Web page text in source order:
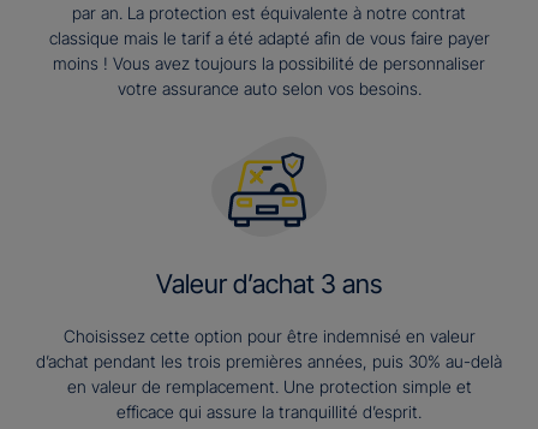
par an. La protection est équivalente à notre contrat
classique mais le tarif a été adapté afin de vous faire payer
moins ! Vous avez toujours la possibilité de personnaliser
votre assurance auto selon vos besoins.
Valeur d’achat 3 ans​
Choisissez cette option pour être indemnisé en valeur
d’achat pendant les trois premières années, puis 30% au-delà
en valeur de remplacement. Une protection simple et
efficace qui assure la tranquillité d’esprit.